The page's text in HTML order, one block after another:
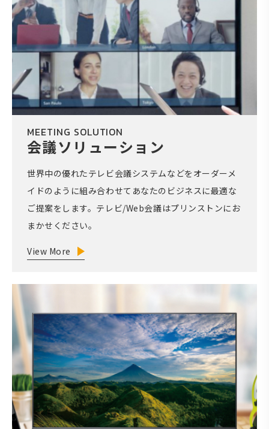
MEETING SOLUTION
会議ソリューション
世界中の優れたテレビ会議システムなどをオーダーメ
イドのように組み合わせてあなたのビジネスに最適な
ご提案をします。テレビ/Web会議はプリンストンにお
まかせください。
View More